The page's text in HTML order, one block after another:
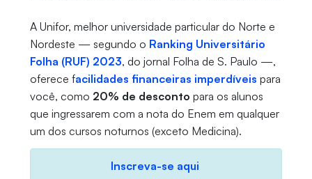
A Unifor, melhor universidade particular do Norte e
Nordeste — segundo o Ranking Universitário
Folha (RUF) 2023, do jornal Folha de S. Paulo —,
oferece facilidades financeiras imperdíveis para
você, como 20% de desconto para os alunos
que ingressarem com a nota do Enem em qualquer
um dos cursos noturnos (exceto Medicina).
Inscreva-se aqui